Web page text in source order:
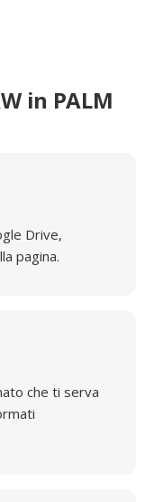
in PALM
Drive,
pagina.
che ti serva